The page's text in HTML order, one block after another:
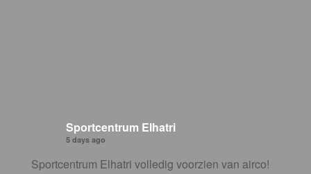
Sportcentrum Elhatri
5 days ago
Sportcentrum Elhatri volledig voorzien van airco!